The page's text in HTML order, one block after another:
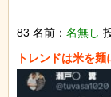
83 名前： 名無し